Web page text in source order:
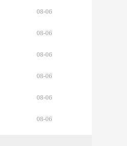
08-06
08-06
08-06
08-06
08-06
08-06